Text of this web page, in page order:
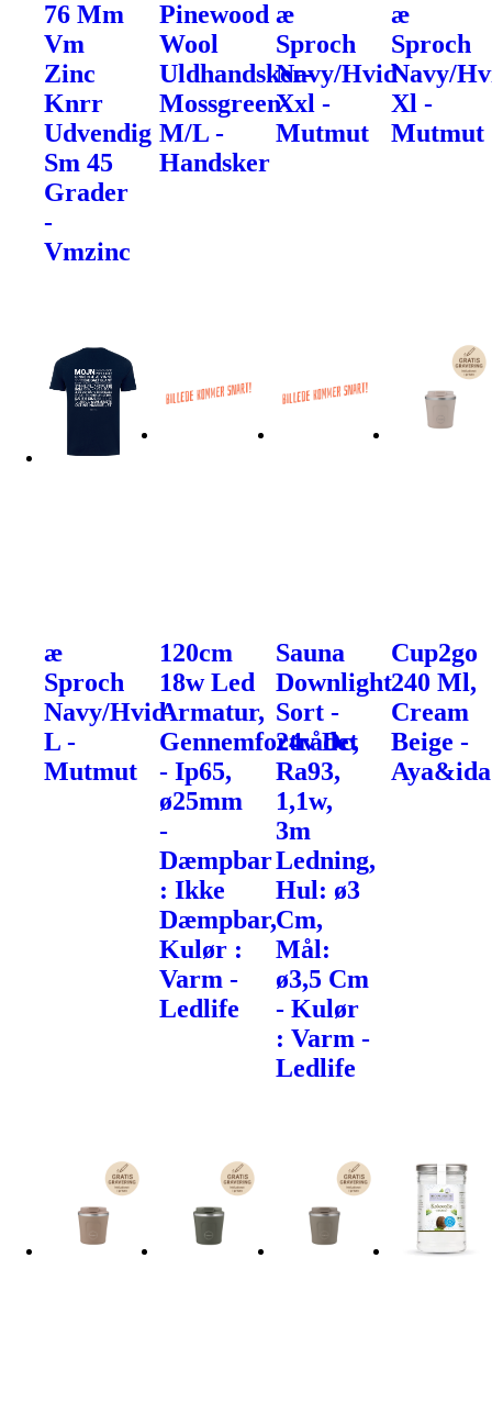
76 Mm
Vm
Zinc
Knrr
Udvendig
Sm 45
Grader
-
Vmzinc
Pinewood
Wool
Uldhandsker-
Mossgreen-
M/L -
Handsker
æ
Sproch
Navy/Hvid
Xxl -
Mutmut
æ
Sproch
Navy/
Xl -
Mutmut
æ
Sproch
Navy/Hvid
L -
Mutmut
120cm
18w Led
Armatur,
Gennemfortrådet
- Ip65,
ø25mm
-
Dæmpbar
: Ikke
Dæmpbar,
Kulør :
Varm -
Ledlife
Sauna
Downlight
Sort -
24v Dc,
Ra93,
1,1w,
3m
Ledning,
Hul: ø3
Cm,
Mål:
ø3,5 Cm
- Kulør
: Varm -
Ledlife
Cup2go
240 Ml,
Cream
Beige -
Aya&ida